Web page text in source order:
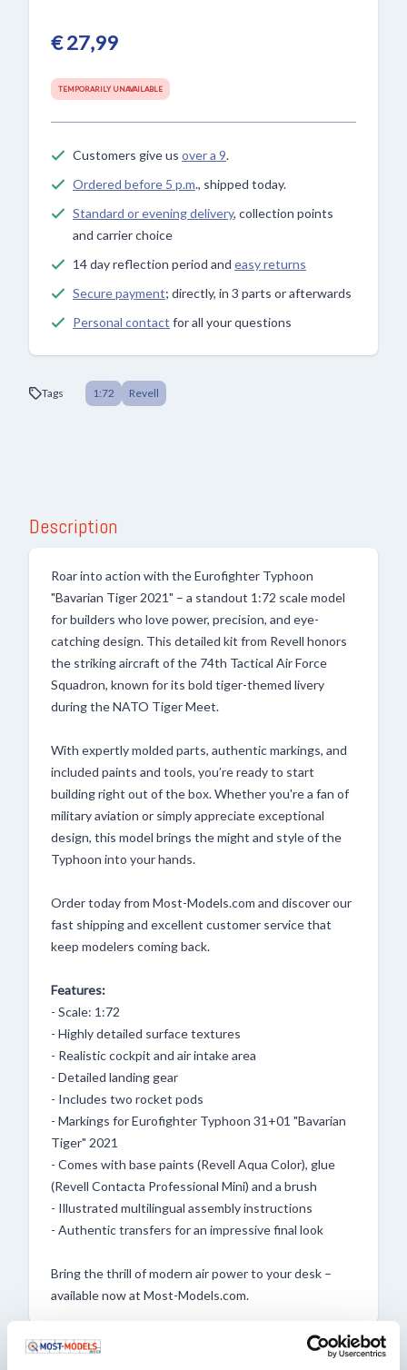
€ 27,99
TEMPORARILY UNAVAILABLE
Customers give us over a 9.
Ordered before 5 p.m., shipped today.
Standard or evening delivery, collection points
and carrier choice
14 day reflection period and easy returns
Secure payment; directly, in 3 parts or afterwards
Personal contact for all your questions
Tags 1:72 Revell
Description
Roar into action with the Eurofighter Typhoon
"Bavarian Tiger 2021" – a standout 1:72 scale model
for builders who love power, precision, and eye-
catching design. This detailed kit from Revell honors
the striking aircraft of the 74th Tactical Air Force
Squadron, known for its bold tiger-themed livery
during the NATO Tiger Meet.
With expertly molded parts, authentic markings, and
included paints and tools, you’re ready to start
building right out of the box. Whether you're a fan of
military aviation or simply appreciate exceptional
design, this model brings the might and style of the
Typhoon into your hands.
Order today from Most-Models.com and discover our
fast shipping and excellent customer service that
keep modelers coming back.
Features:
- Scale: 1:72
- Highly detailed surface textures
- Realistic cockpit and air intake area
- Detailed landing gear
- Includes two rocket pods
- Markings for Eurofighter Typhoon 31+01 "Bavarian
Tiger" 2021
- Comes with base paints (Revell Aqua Color), glue
(Revell Contacta Professional Mini) and a brush
- Illustrated multilingual assembly instructions
- Authentic transfers for an impressive final look
Bring the thrill of modern air power to your desk –
available now at Most-Models.com.